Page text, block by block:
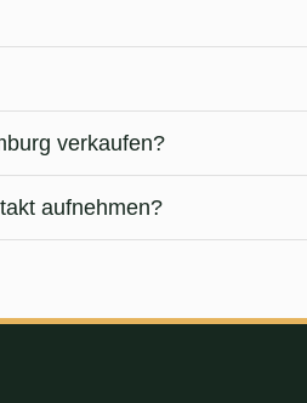
verkaufen?
aufnehmen?